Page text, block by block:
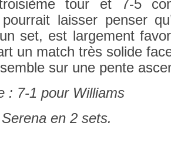
tour et 7-5
laiss­er pens­er
set, est lar­ge­ment
un match très sol­ide
sur une pente
: 7-1 pour Wil­liams
en 2 sets.